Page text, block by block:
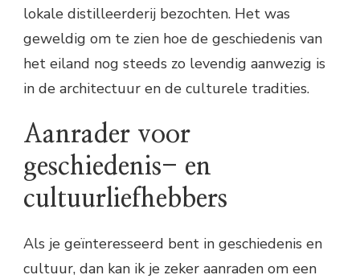
lokale distilleerderij bezochten. Het was
geweldig om te zien hoe de geschiedenis van
het eiland nog steeds zo levendig aanwezig is
in de architectuur en de culturele tradities.
Aanrader voor
geschiedenis- en
cultuurliefhebbers
Als je geïnteresseerd bent in geschiedenis en
cultuur, dan kan ik je zeker aanraden om een